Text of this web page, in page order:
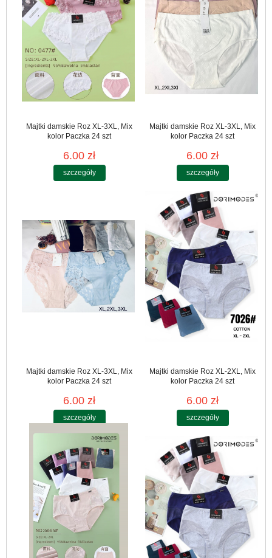
Majtki damskie Roz XL-3XL, Mix
kolor Paczka 24 szt
6.00 zł
szczegóły
Majtki damskie Roz XL-3XL, Mix
kolor Paczka 24 szt
6.00 zł
szczegóły
Majtki damskie Roz XL-3XL, Mix
kolor Paczka 24 szt
6.00 zł
szczegóły
Majtki damskie Roz XL-2XL, Mix
kolor Paczka 24 szt
6.00 zł
szczegóły